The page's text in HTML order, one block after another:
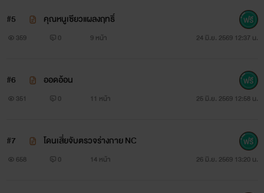
#5 คุณหนูเซียวแผลงฤทธิ์
359 0 9 หน้า 24 มิ.ย. 2569 12:37 น.
#6 ออดอ้อน
351 0 11 หน้า 25 มิ.ย. 2569 12:58 น.
#7 โดนเสี่ยจับตรวจร่างกาย NC
658 0 14 หน้า 26 มิ.ย. 2569 13:20 น.